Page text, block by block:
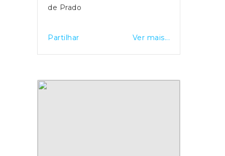
de Prado
Partilhar Ver mais...